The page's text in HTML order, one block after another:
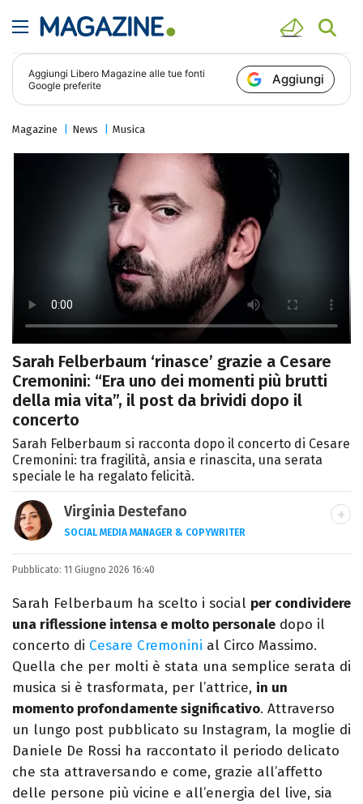
Aggiungi Libero Magazine alle tue fonti
Google preferite
Aggiungi
Magazine News Musica
Sarah Felberbaum ‘rinasce’ grazie a Cesare
Cremonini: “Era uno dei momenti più brutti
della mia vita”, il post da brividi dopo il
concerto
Sarah Felberbaum si racconta dopo il concerto di Cesare
Cremonini: tra fragilità, ansia e rinascita, una serata
speciale le ha regalato felicità.
Virginia Destefano
SOCIAL MEDIA MANAGER & COPYWRITER
Una passione smisurata per le serie TV.
Laurea in Cinema, Televisione e New Media,
videomaking e scrittura sono il mio
passatempo preferito.
Pubblicato: 11 Giugno 2026 16:40
Sarah Felberbaum ha scelto i social per condividere
una riflessione intensa e molto personale dopo il
concerto di Cesare Cremonini al Circo Massimo.
Quella che per molti è stata una semplice serata di
musica si è trasformata, per l’attrice, in un
momento profondamente significativo. Attraverso
un lungo post pubblicato su Instagram, la moglie di
Daniele De Rossi ha raccontato il periodo delicato
che sta attraversando e come, grazie all’affetto
delle persone più vicine e all’energia del live, sia